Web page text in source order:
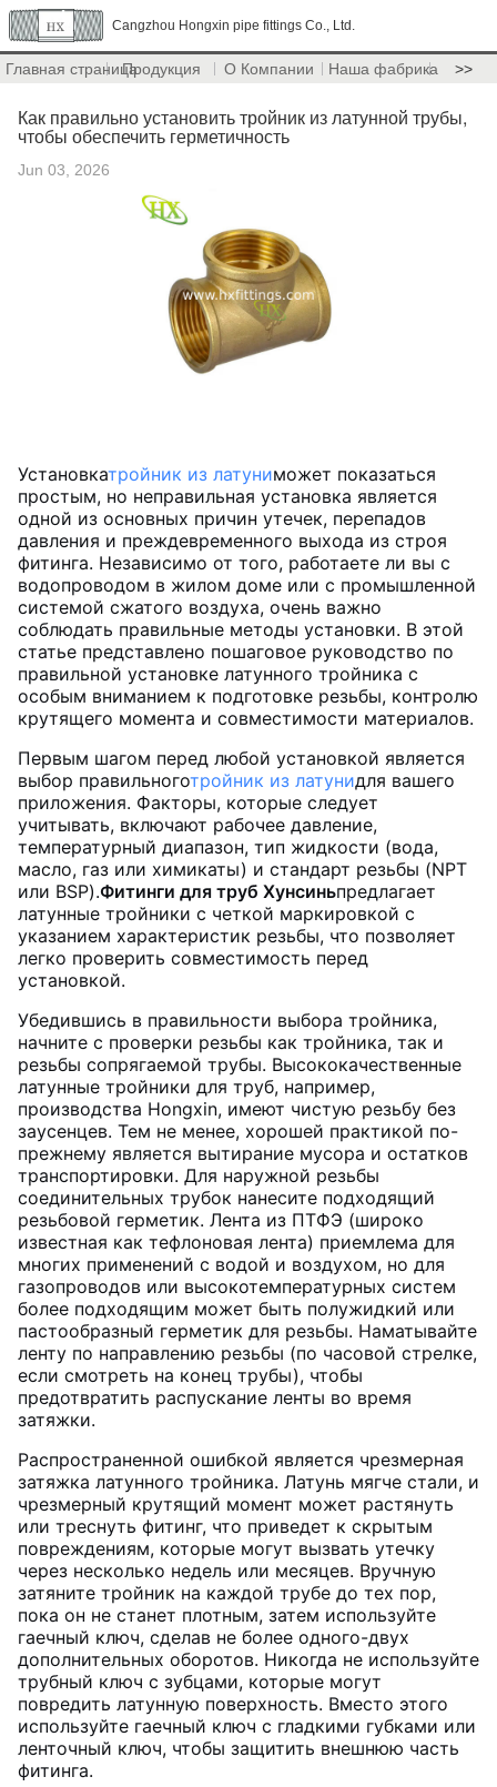
Cangzhou Hongxin pipe fittings Co., Ltd.
Главная страницаПродукция О Компании Наша фабрика >>
Как правильно установить тройник из латунной трубы,
чтобы обеспечить герметичность
Jun 03, 2026
Установкатройник из латуниможет показаться
простым, но неправильная установка является
одной из основных причин утечек, перепадов
давления и преждевременного выхода из строя
фитинга. Независимо от того, работаете ли вы с
водопроводом в жилом доме или с промышленной
системой сжатого воздуха, очень важно
соблюдать правильные методы установки. В этой
статье представлено пошаговое руководство по
правильной установке латунного тройника с
особым вниманием к подготовке резьбы, контролю
крутящего момента и совместимости материалов.
Первым шагом перед любой установкой является
выбор правильноготройник из латунидля вашего
приложения. Факторы, которые следует
учитывать, включают рабочее давление,
температурный диапазон, тип жидкости (вода,
масло, газ или химикаты) и стандарт резьбы (NPT
или BSP).Фитинги для труб Хунсиньпредлагает
латунные тройники с четкой маркировкой с
указанием характеристик резьбы, что позволяет
легко проверить совместимость перед
установкой.
Убедившись в правильности выбора тройника,
начните с проверки резьбы как тройника, так и
резьбы сопрягаемой трубы. Высококачественные
латунные тройники для труб, например,
производства Hongxin, имеют чистую резьбу без
заусенцев. Тем не менее, хорошей практикой по-
прежнему является вытирание мусора и остатков
транспортировки. Для наружной резьбы
соединительных трубок нанесите подходящий
резьбовой герметик. Лента из ПТФЭ (широко
известная как тефлоновая лента) приемлема для
многих применений с водой и воздухом, но для
газопроводов или высокотемпературных систем
более подходящим может быть полужидкий или
пастообразный герметик для резьбы. Наматывайте
ленту по направлению резьбы (по часовой стрелке,
если смотреть на конец трубы), чтобы
предотвратить распускание ленты во время
затяжки.
Распространенной ошибкой является чрезмерная
затяжка латунного тройника. Латунь мягче стали, и
чрезмерный крутящий момент может растянуть
или треснуть фитинг, что приведет к скрытым
повреждениям, которые могут вызвать утечку
через несколько недель или месяцев. Вручную
затяните тройник на каждой трубе до тех пор,
пока он не станет плотным, затем используйте
гаечный ключ, сделав не более одного-двух
дополнительных оборотов. Никогда не используйте
трубный ключ с зубцами, которые могут
повредить латунную поверхность. Вместо этого
используйте гаечный ключ с гладкими губками или
ленточный ключ, чтобы защитить внешнюю часть
фитинга.